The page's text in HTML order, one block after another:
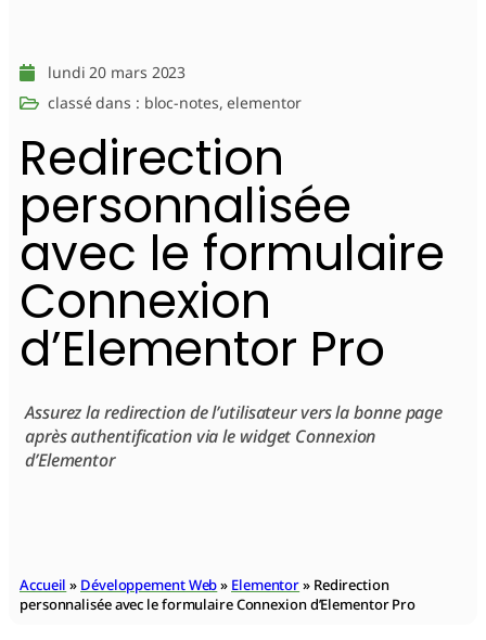
lundi 20 mars 2023
classé dans : bloc-notes,elementor
Redirection
personnalisée
avec le formulaire
Connexion
d’Elementor Pro
Assurez la redirection de l’utilisateur vers la bonne page
après authentification via le widget Connexion
d’Elementor
Accueil » Développement Web» Elementor» Redirection
personnalisée avec le formulaire Connexion d’Elementor Pro